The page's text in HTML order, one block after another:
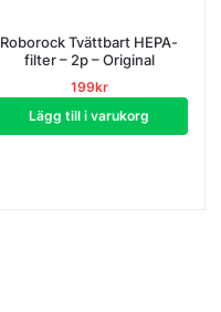
Roborock Tvättbart HEPA-
filter – 2p – Original
199kr
Lägg till i varukorg